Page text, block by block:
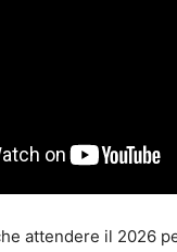
attendere il 2026